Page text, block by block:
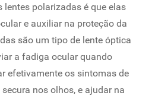
lentes polarizadas é que elas
e auxiliar na proteção da
são um tipo de lente óptica
a fadiga ocular quando
efetivamente os sintomas de
nos olhos, e ajudar na